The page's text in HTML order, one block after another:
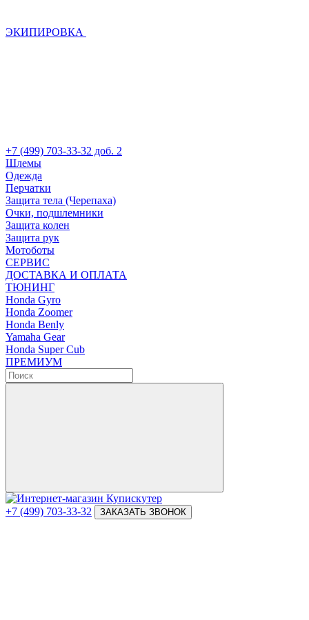
ЭКИПИРОВКА
+7 (499) 703-33-32 доб. 2
Шлемы
Одежда
Перчатки
Защита тела (Черепаха)
Очки, подшлемники
Защита колен
Защита рук
Мотоботы
СЕРВИС
ДОСТАВКА И ОПЛАТА
ТЮНИНГ
Honda Gyro
Honda Zoomer
Honda Benly
Yamaha Gear
Honda Super Cub
ПРЕМИУМ
+7 (499) 703-33-32 ЗАКАЗАТЬ ЗВОНОК